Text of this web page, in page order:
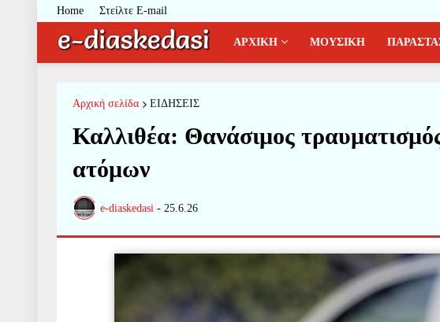
Home Στείλτε E-mail
ΑΡΧΙΚΗ ΜΟΥΣΙΚΗ
Αρχική σελίδα ΕΙΔΗΣΕΙΣ
Καλλιθέα: Θανάσιμος
ατόμων
e-diaskedasi - 25.6.26